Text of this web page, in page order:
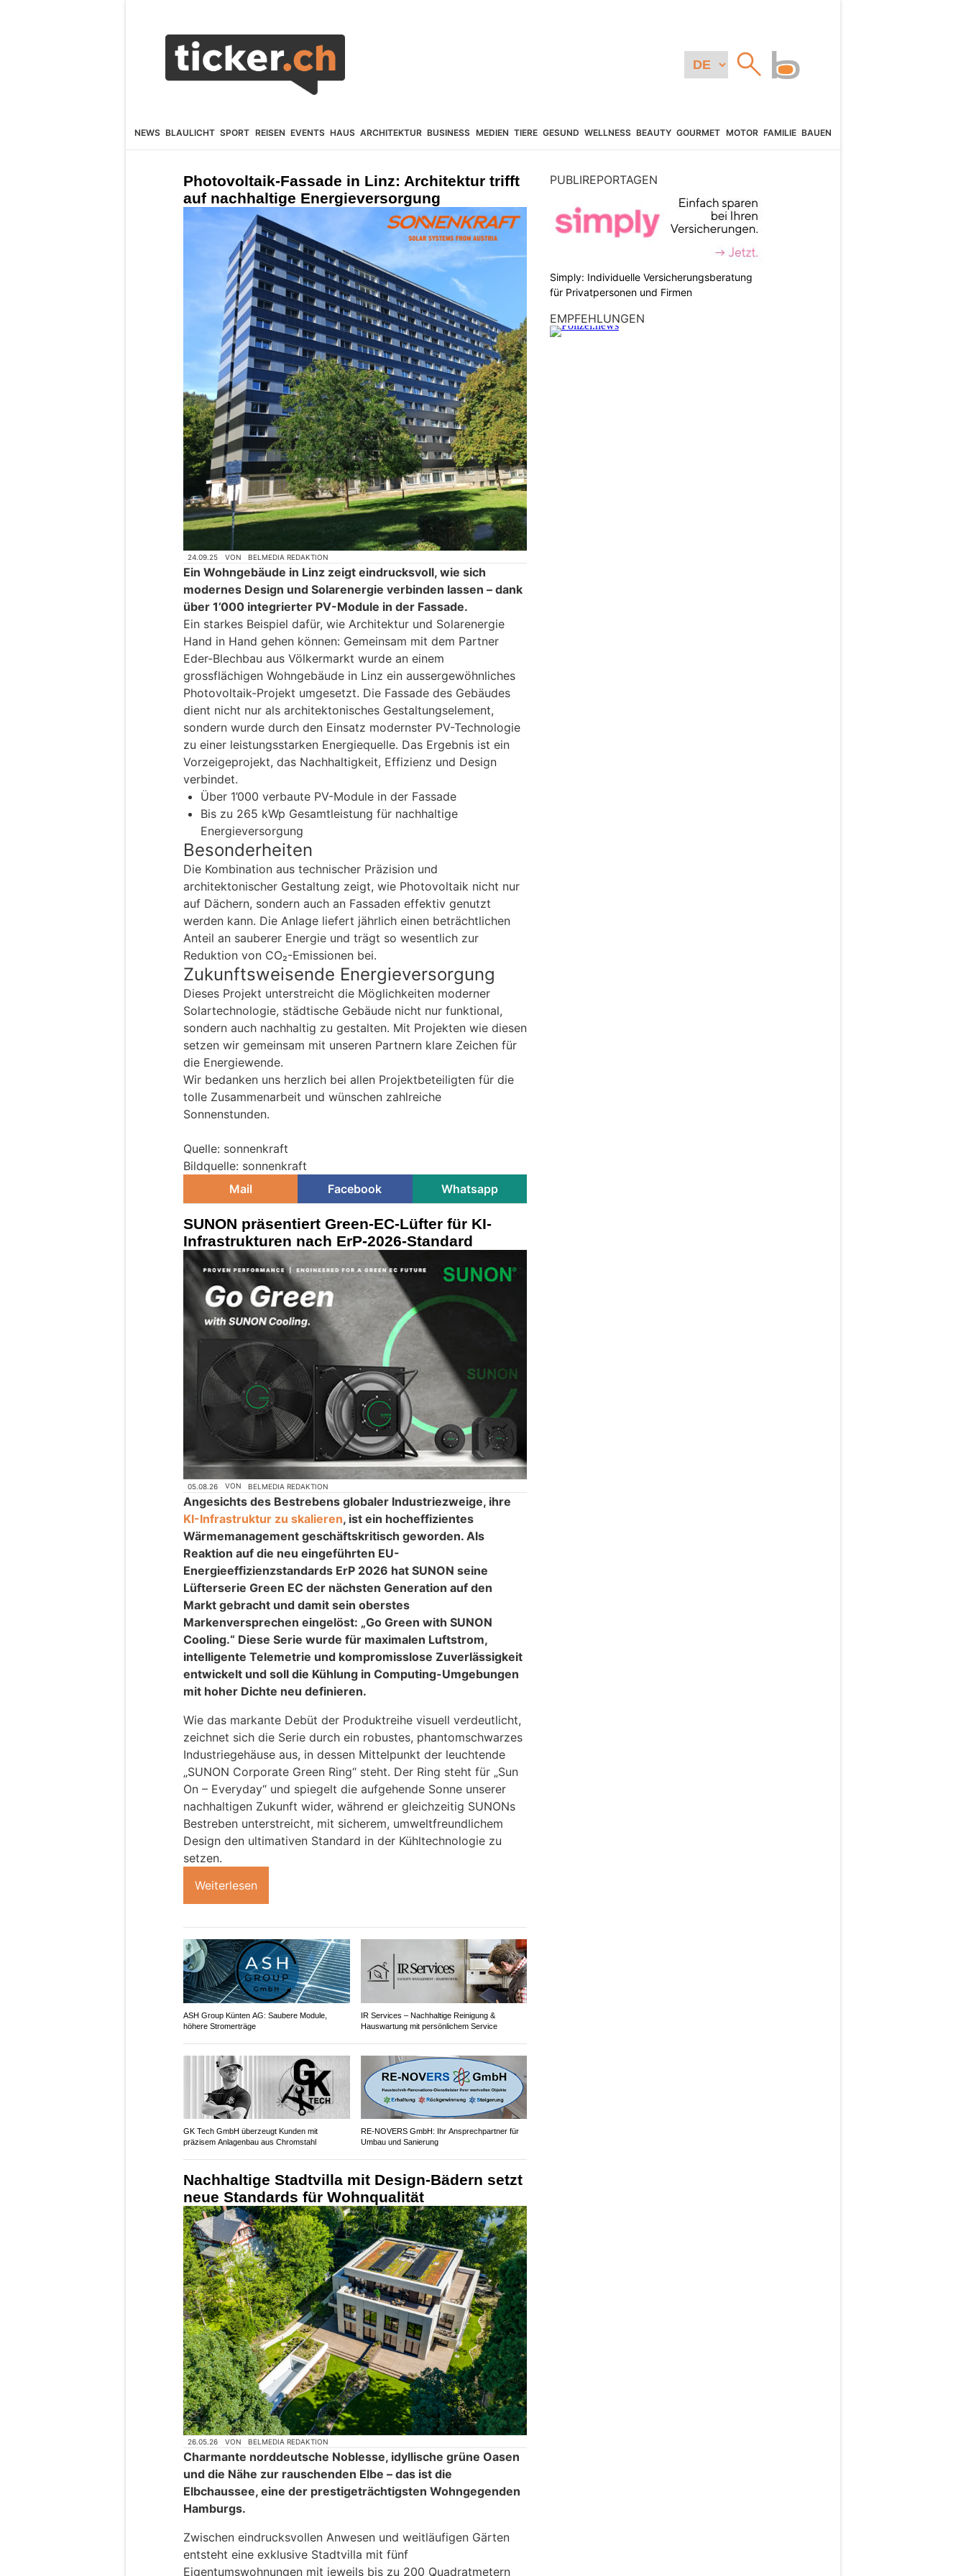
NEWS BLAULICHT SPORT REISEN EVENTS HAUS ARCHITEKTUR BUSINESS MEDIEN TIERE GESUND WELLNESS BEAUTY GOURMET MOTOR FAMILIE BAUEN
Photovoltaik-Fassade in Linz: Architektur trifft
auf nachhaltige Energieversorgung
24.09.25 VON BELMEDIA REDAKTION
Ein Wohngebäude in Linz zeigt eindrucksvoll, wie sich
modernes Design und Solarenergie verbinden lassen – dank
über 1’000 integrierter PV-Module in der Fassade.
Ein starkes Beispiel dafür, wie Architektur und Solarenergie
Hand in Hand gehen können: Gemeinsam mit dem Partner
Eder-Blechbau aus Völkermarkt wurde an einem
grossflächigen Wohngebäude in Linz ein aussergewöhnliches
Photovoltaik-Projekt umgesetzt. Die Fassade des Gebäudes
dient nicht nur als architektonisches Gestaltungselement,
sondern wurde durch den Einsatz modernster PV-Technologie
zu einer leistungsstarken Energiequelle. Das Ergebnis ist ein
Vorzeigeprojekt, das Nachhaltigkeit, Effizienz und Design
verbindet.
Über 1’000 verbaute PV-Module in der Fassade
Bis zu 265 kWp Gesamtleistung für nachhaltige
Energieversorgung
Besonderheiten
Die Kombination aus technischer Präzision und
architektonischer Gestaltung zeigt, wie Photovoltaik nicht nur
auf Dächern, sondern auch an Fassaden effektiv genutzt
werden kann. Die Anlage liefert jährlich einen beträchtlichen
Anteil an sauberer Energie und trägt so wesentlich zur
Reduktion von CO₂-Emissionen bei.
Zukunftsweisende Energieversorgung
Dieses Projekt unterstreicht die Möglichkeiten moderner
Solartechnologie, städtische Gebäude nicht nur funktional,
sondern auch nachhaltig zu gestalten. Mit Projekten wie diesen
setzen wir gemeinsam mit unseren Partnern klare Zeichen für
die Energiewende.
Wir bedanken uns herzlich bei allen Projektbeteiligten für die
tolle Zusammenarbeit und wünschen zahlreiche
Sonnenstunden.
Quelle: sonnenkraft
Bildquelle: sonnenkraft
Mail
Facebook Whatsapp
SUNON präsentiert Green-EC-Lüfter für KI-
Infrastrukturen nach ErP-2026-Standard
05.08.26 VON BELMEDIA REDAKTION
Angesichts des Bestrebens globaler Industriezweige, ihre
KI-Infrastruktur zu skalieren, ist ein hocheffizientes
Wärmemanagement geschäftskritisch geworden. Als
Reaktion auf die neu eingeführten EU-
Energieeffizienzstandards ErP 2026 hat SUNON seine
Lüfterserie Green EC der nächsten Generation auf den
Markt gebracht und damit sein oberstes
Markenversprechen eingelöst: „Go Green with SUNON
Cooling.“ Diese Serie wurde für maximalen Luftstrom,
intelligente Telemetrie und kompromisslose Zuverlässigkeit
entwickelt und soll die Kühlung in Computing-Umgebungen
mit hoher Dichte neu definieren.
Wie das markante Debüt der Produktreihe visuell verdeutlicht,
zeichnet sich die Serie durch ein robustes, phantomschwarzes
Industriegehäuse aus, in dessen Mittelpunkt der leuchtende
„SUNON Corporate Green Ring“ steht. Der Ring steht für „Sun
On – Everyday“ und spiegelt die aufgehende Sonne unserer
nachhaltigen Zukunft wider, während er gleichzeitig SUNONs
Bestreben unterstreicht, mit sicherem, umweltfreundlichem
Design den ultimativen Standard in der Kühltechnologie zu
setzen.
Weiterlesen
ASH Group Künten AG: Saubere Module,
höhere Stromerträge
IR Services – Nachhaltige Reinigung &
Hauswartung mit persönlichem Service
GK Tech GmbH überzeugt Kunden mit
präzisem Anlagenbau aus Chromstahl
RE-NOVERS GmbH: Ihr Ansprechpartner für
Umbau und Sanierung
Nachhaltige Stadtvilla mit Design-Bädern setzt
neue Standards für Wohnqualität
26.05.26 VON BELMEDIA REDAKTION
Charmante norddeutsche Noblesse, idyllische grüne Oasen
und die Nähe zur rauschenden Elbe – das ist die
Elbchaussee, eine der prestigeträchtigsten Wohngegenden
Hamburgs.
Zwischen eindrucksvollen Anwesen und weitläufigen Gärten
entsteht eine exklusive Stadtvilla mit fünf
Eigentumswohnungen mit jeweils bis zu 200 Quadratmetern
PUBLIREPORTAGEN
Simply: Individuelle Versicherungsberatung
für Privatpersonen und Firmen
EMPFEHLUNGEN